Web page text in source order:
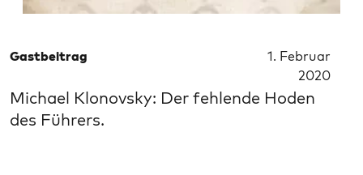
Gastbeitrag
1. Februar
2020
Michael Klonovsky: Der fehlende Hoden
des Führers.